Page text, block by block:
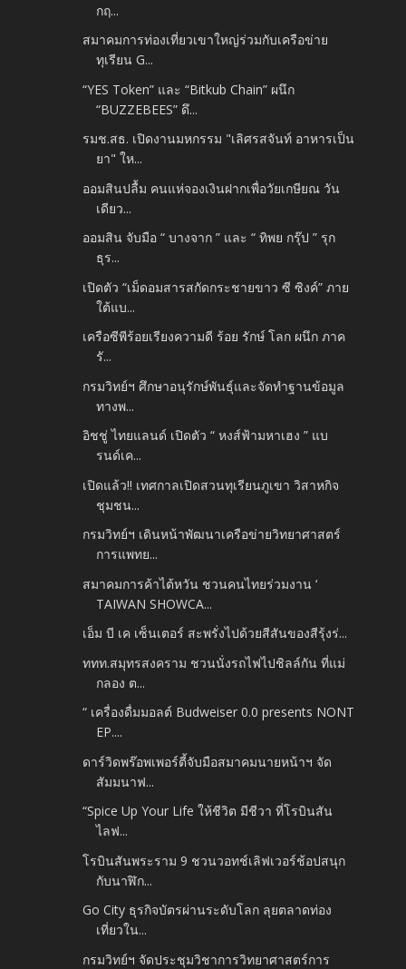
กฤ...
สมาคมการท่องเที่ยวเขาใหญ่ร่วมกับเครือข่าย
ทุเรียน G...
“YES Token” และ “Bitkub Chain” ผนึก
“BUZZEBEES” ดึ...
รมช.สธ. เปิดงานมหกรรม "เลิศรสจันท์ อาหารเป็น
ยา" ให...
ออมสินปลื้ม คนแห่จองเงินฝากเพื่อวัยเกษียณ วัน
เดียว...
ออมสิน จับมือ “ บางจาก ” และ “ ทิพย กรุ๊ป ” รุก
ธุร...
เปิดตัว “เม็ดอมสารสกัดกระชายขาว ซี ซิงค์” ภาย
ใต้แบ...
เครือซีพีร้อยเรียงความดี ร้อย รักษ์ โลก ผนึก ภาค
รั...
กรมวิทย์ฯ ศึกษาอนุรักษ์พันธุ์และจัดทำฐานข้อมูล
ทางพ...
อิชชู่ ไทยแลนด์ เปิดตัว “ หงส์ฟ้ามหาเฮง ” แบ
รนด์เค...
เปิดแล้ว!! เทศกาลเปิดสวนทุเรียนภูเขา วิสาหกิจ
ชุมชน...
กรมวิทย์ฯ เดินหน้าพัฒนาเครือข่ายวิทยาศาสตร์
การแพทย...
สมาคมการค้าไต้หวัน ชวนคนไทยร่วมงาน ‘
TAIWAN SHOWCA...
เอ็ม บี เค เซ็นเตอร์ สะพรั่งไปด้วยสีสันของสีรุ้งร่...
ททท.สมุทรสงคราม ชวนนั่งรถไฟไปชิลล์กัน ที่แม่
กลอง ต...
“ เครื่องดื่มมอลต์ Budweiser 0.0 presents NONT
EP....
ดาร์วิดพร๊อพเพอร์ตี้จับมือสมาคมนายหน้าฯ จัด
สัมมนาฟ...
“Spice Up Your Life ให้ชีวิต มีชีวา ที่โรบินสัน
ไลฟ...
โรบินสันพระราม 9 ชวนวอทช์เลิฟเวอร์ช้อปสนุก
กับนาฬิก...
Go City ธุรกิจบัตรผ่านระดับโลก ลุยตลาดท่อง
เที่ยวใน...
กรมวิทย์ฯ จัดประชุมวิชาการวิทยาศาสตร์การ